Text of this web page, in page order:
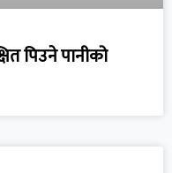
पिउने पानीको